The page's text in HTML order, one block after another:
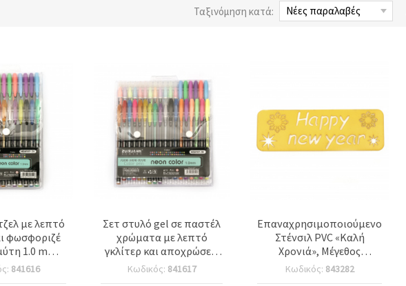
Ταξινόμηση κατά:
με λεπτό
φωσφοριζέ
1.0 mm –
ασορτί
841616
Σετ στυλό gel σε παστέλ
χρώματα με λεπτό
γκλίτερ και αποχρώσεις
υπογράμμισης, μύτη 1,0
mm - 36 χρώματα
Κωδικός: 841617
Επαναχρησιμοποιούμενο
Στένσιλ PVC «Καλή
Χρονιά», Μέγεθος
Εκτύπωσης: 14x4,5 cm
Κωδικός: 843282